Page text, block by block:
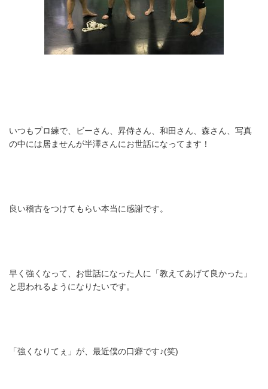
いつもプロ練で、ビーさん、昇侍さん、和田さん、森さん、写真
の中には居ませんが半澤さんにお世話になってます！
良い稽古をつけてもらい本当に感謝です。
早く強くなって、お世話になった人に「教えてあげて良かった」
と思われるようになりたいです。
「強くなりてぇ」が、最近僕の口癖です♪(笑)